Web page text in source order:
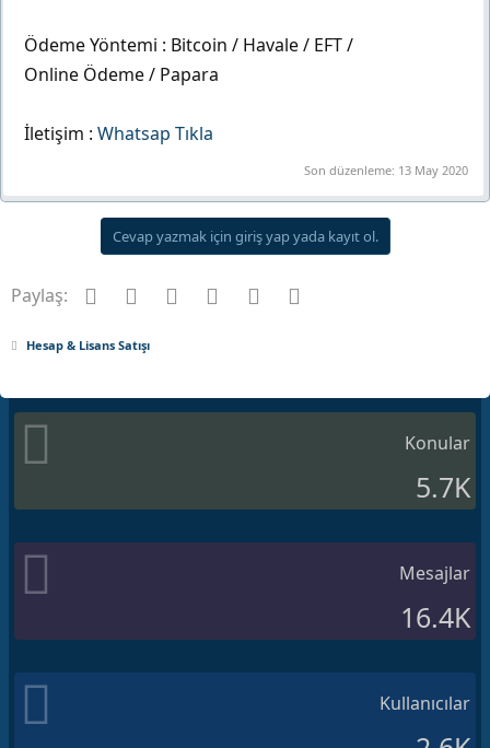
t
a
Ödeme Yöntemi : Bitcoin / Havale / EFT /
Online Ödeme / Papara
İletişim : Whatsap Tıkla
Son düzenleme: 13 May 2020
Cevap yazmak için giriş yap yada kayıt ol.
Paylaş: Facebook
Twitter Pinterest
Tumblr WhatsApp
Hesap & Lisans Satışı
Konular
5.7K
Mesajlar
16.4K
Kullanıcılar